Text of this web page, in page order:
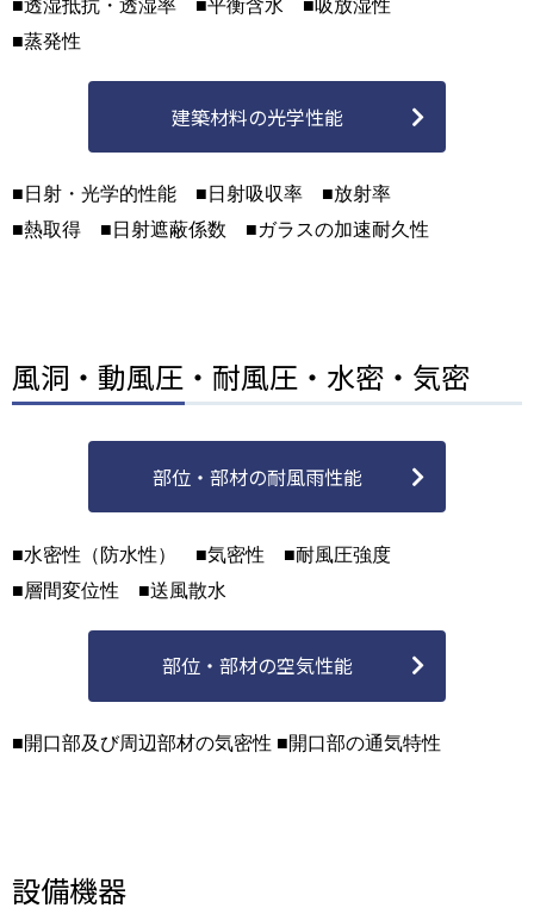
■蒸発性
建築材料の光学性能
■日射・光学的性能 ■日射吸収率 ■放射率
■熱取得 ■日射遮蔽係数 ■ガラスの加速耐久性
風洞・動風圧・耐風圧・水密・気密
部位・部材の耐風雨性能
■水密性（防水性） ■気密性 ■耐風圧強度
■層間変位性 ■送風散水
部位・部材の空気性能
■開口部及び周辺部材の気密性 ■開口部の通気特性
設備機器